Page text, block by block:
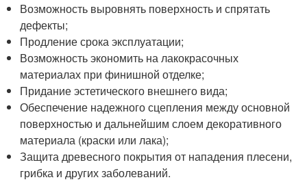
Возможность выровнять поверхность и спрятать
дефекты;
Продление срока эксплуатации;
Возможность экономить на лакокрасочных
материалах при финишной отделке;
Придание эстетического внешнего вида;
Обеспечение надежного сцепления между основной
поверхностью и дальнейшим слоем декоративного
материала (краски или лака);
Защита древесного покрытия от нападения плесени,
грибка и других заболеваний.